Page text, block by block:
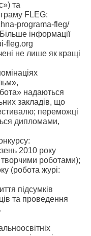
та
FLEG:
programa-fleg/
Більше інформації
fleg.org
не лише як кращі
надаються
закладів, що
переможці
дипломами,
2010 року
роботами);
(робота журі:
підсумків
та проведення